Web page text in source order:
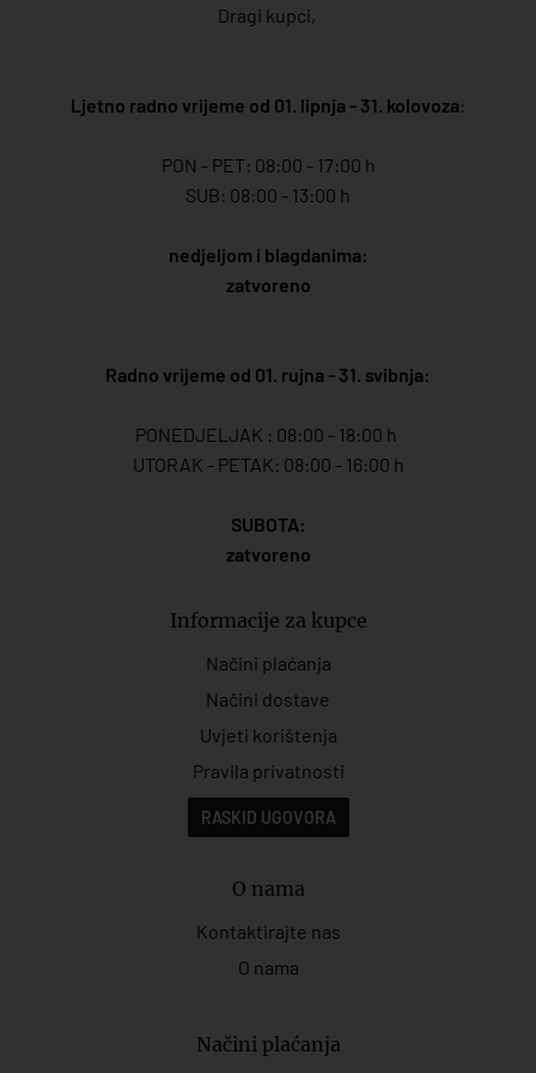
Dragi kupci,
Ljetno radno vrijeme od 01. lipnja - 31. kolovoza:
PON - PET: 08:00 - 17:00 h
SUB: 08:00 - 13:00 h
nedjeljom i blagdanima:
zatvoreno
Radno vrijeme od 01. rujna - 31. svibnja:
PONEDJELJAK : 08:00 - 18:00 h
UTORAK - PETAK: 08:00 - 16:00 h
SUBOTA:
zatvoreno
Informacije za kupce
Načini plaćanja
Načini dostave
Uvjeti korištenja
Pravila privatnosti
RASKID UGOVORA
O nama
Kontaktirajte nas
O nama
Načini plaćanja